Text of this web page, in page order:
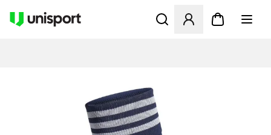
Åbner en Modal til at